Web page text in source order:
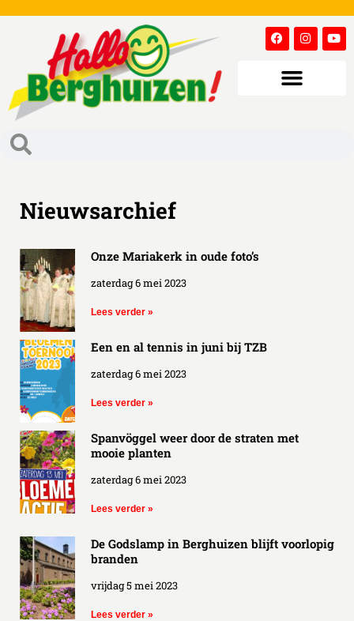
Nieuwsarchief
Onze Mariakerk in oude foto’s
zaterdag 6 mei 2023
Lees verder »
Een en al tennis in juni bij TZB
zaterdag 6 mei 2023
Lees verder »
Spanvöggel weer door de straten met
mooie planten
zaterdag 6 mei 2023
Lees verder »
De Godslamp in Berghuizen blijft voorlopig
branden
vrijdag 5 mei 2023
Lees verder »